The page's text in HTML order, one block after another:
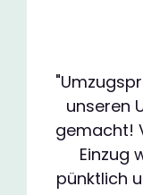
unseren
gemacht!
Einzug
pünktlich